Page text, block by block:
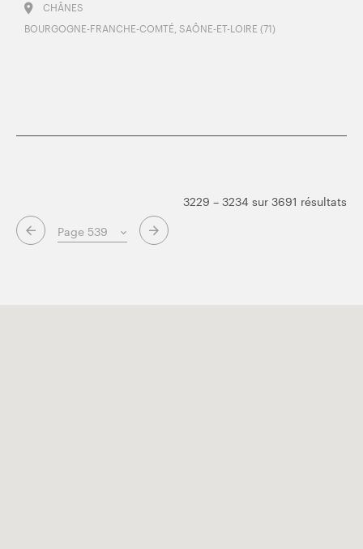
CHÂNES
BOURGOGNE-FRANCHE-COMTÉ, SAÔNE-ET-LOIRE (71)
Page suivante
3229 – 3234 sur 3691 résultats